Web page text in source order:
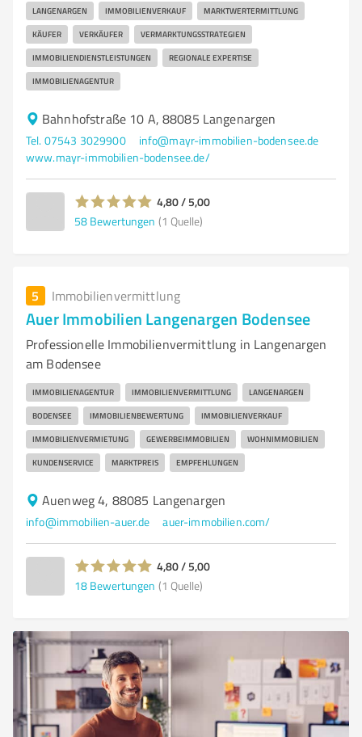
LANGENARGEN IMMOBILIENVERKAUF MARKTWERTERMITTLUNG
KÄUFER VERKÄUFER VERMARKTUNGSSTRATEGIEN
IMMOBILIENDIENSTLEISTUNGEN REGIONALE EXPERTISE
IMMOBILIENAGENTUR
Bahnhofstraße 10 A, 88085 Langenargen
Tel. 07543 3029900
info@mayr-immobilien-bodensee.de
www.mayr-immobilien-bodensee.de/
4,80 / 5,00
58 Bewertungen (1 Quelle)
5 Immobilienvermittlung
Auer Immobilien Langenargen Bodensee
Professionelle Immobilienvermittlung in Langenargen
am Bodensee
IMMOBILIENAGENTUR IMMOBILIENVERMITTLUNG LANGENARGEN
BODENSEE IMMOBILIENBEWERTUNG IMMOBILIENVERKAUF
IMMOBILIENVERMIETUNG GEWERBEIMMOBILIEN WOHNIMMOBILIEN
KUNDENSERVICE MARKTPREIS EMPFEHLUNGEN
Auenweg 4, 88085 Langenargen
info@immobilien-auer.de auer-immobilien.com/
4,80 / 5,00
18 Bewertungen (1 Quelle)